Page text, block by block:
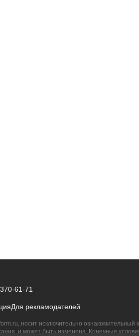
61-71
Для рекламодателей
носит исключительно
и может быть изменена. Конечные